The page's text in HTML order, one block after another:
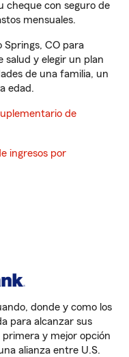
cheque con seguro de
mensuales.
Springs, CO para
salud y elegir un plan
de una familia, un
edad.
de
ingresos por
donde y como los
para alcanzar sus
y mejor opción
alianza entre U.S.